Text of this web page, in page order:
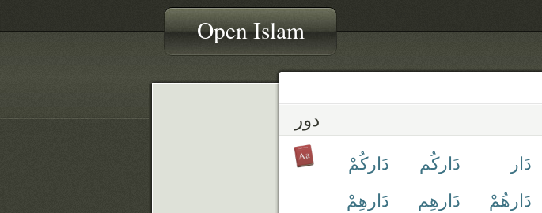
Open Islam
دور
دَار دَاركُم
دَاركُمْ
دَارهُمْ دَارهِم
دَارهِمْ